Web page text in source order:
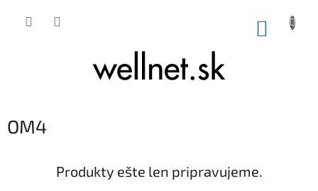
OM4
Produkty ešte len pripravujeme.